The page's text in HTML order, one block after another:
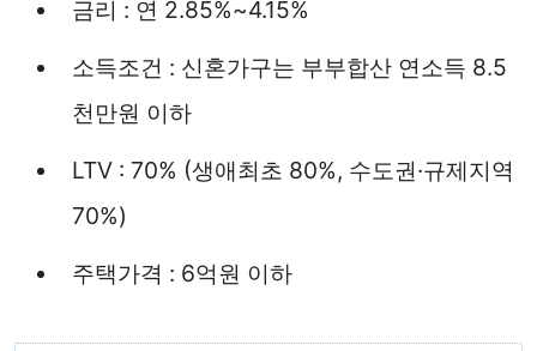
금리 : 연 2.85%~4.15%
소득조건 : 신혼가구는 부부합산 연소득 8.5
천만원 이하
LTV : 70% (생애최초 80%, 수도권·규제지역
70%)
주택가격 : 6억원 이하